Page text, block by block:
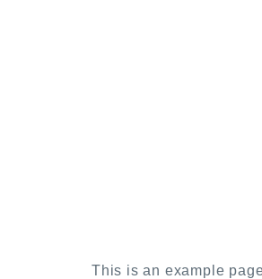
This is an example